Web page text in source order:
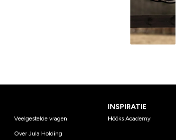
Veelgestelde vragen
Over Jula Holding
INSPIRATIE
Hööks Academy